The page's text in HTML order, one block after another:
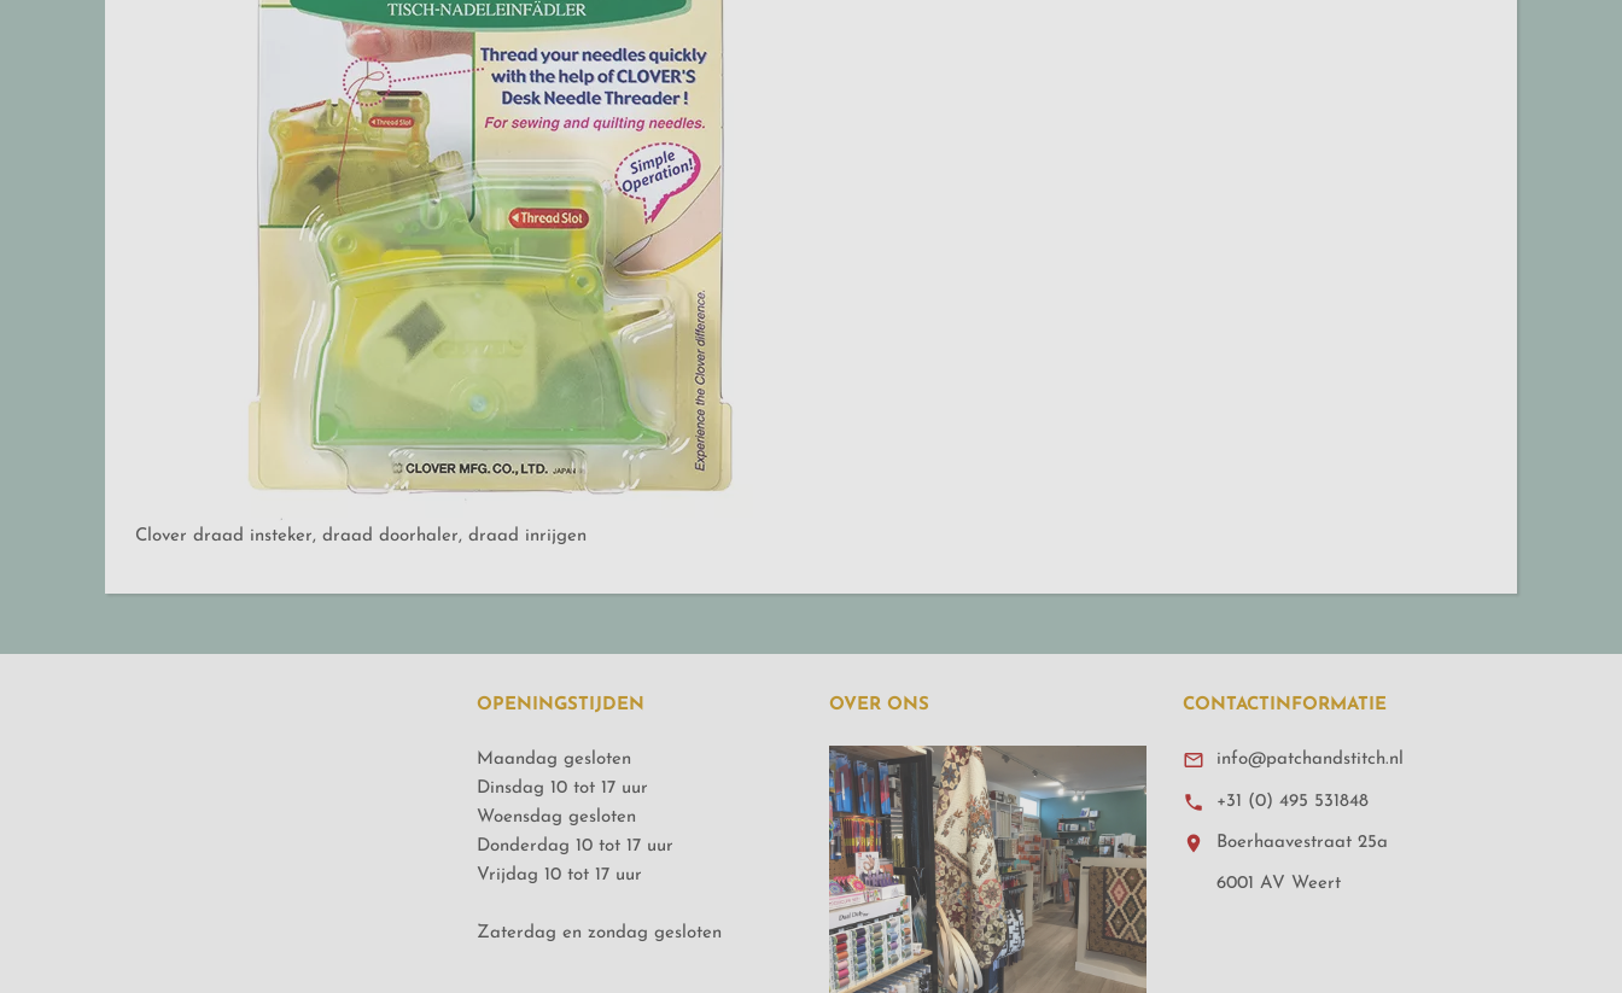
Clover draad insteker, draad doorhaler, draad inrijgen
OPENINGSTIJDEN
Maandag gesloten
Dinsdag 10 tot 17 uur
Woensdag gesloten
Donderdag 10 tot 17 uur
Vrijdag 10 tot 17 uur
Zaterdag en zondag gesloten
OVER ONS CONTACTINFORMATIE
 info@patchandstitch.nl
 +31 (0) 495 531848
 Boerhaavestraat 25a
6001 AV Weert